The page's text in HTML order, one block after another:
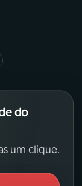
do
um clique.